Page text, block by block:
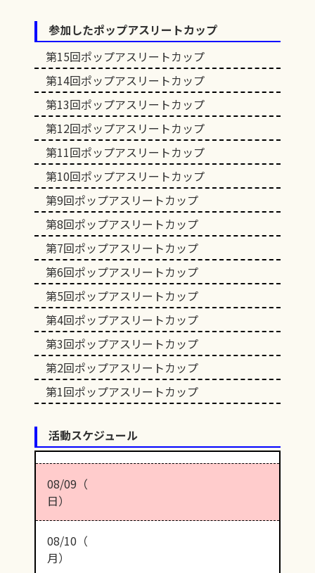
参加したポップアスリートカップ
第15回ポップアスリートカップ
第14回ポップアスリートカップ
第13回ポップアスリートカップ
第12回ポップアスリートカップ
第11回ポップアスリートカップ
第10回ポップアスリートカップ
第9回ポップアスリートカップ
第8回ポップアスリートカップ
第7回ポップアスリートカップ
第6回ポップアスリートカップ
第5回ポップアスリートカップ
第4回ポップアスリートカップ
第3回ポップアスリートカップ
第2回ポップアスリートカップ
第1回ポップアスリートカップ
活動スケジュール
08/09（
日）
08/10（
月）